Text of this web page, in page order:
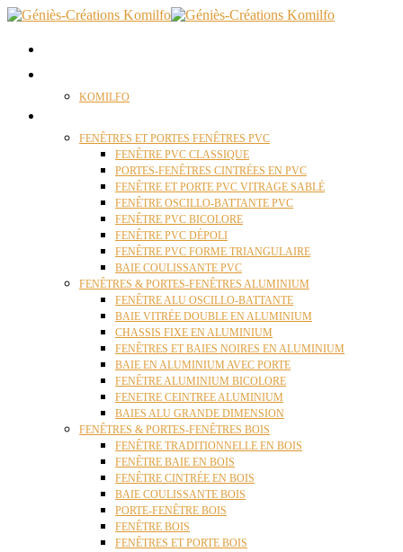
KOMILFO
FENÊTRES ET PORTES FENÊTRES PVC
FENÊTRE PVC CLASSIQUE
PORTES-FENÊTRES CINTRÉES EN PVC
FENÊTRE ET PORTE PVC VITRAGE SABLÉ
FENÊTRE OSCILLO-BATTANTE PVC
FENÊTRE PVC BICOLORE
FENÊTRE PVC DÉPOLI
FENÊTRE PVC FORME TRIANGULAIRE
BAIE COULISSANTE PVC
FENÊTRES & PORTES-FENÊTRES ALUMINIUM
FENÊTRE ALU OSCILLO-BATTANTE
BAIE VITRÉE DOUBLE EN ALUMINIUM
CHASSIS FIXE EN ALUMINIUM
FENÊTRES ET BAIES NOIRES EN ALUMINIUM
BAIE EN ALUMINIUM AVEC PORTE
FENÊTRE ALUMINIUM BICOLORE
FENETRE CEINTREE ALUMINIUM
BAIES ALU GRANDE DIMENSION
FENÊTRES & PORTES-FENÊTRES BOIS
FENÊTRE TRADITIONNELLE EN BOIS
FENÊTRE BAIE EN BOIS
FENÊTRE CINTRÉE EN BOIS
BAIE COULISSANTE BOIS
PORTE-FENÊTRE BOIS
FENÊTRE BOIS
FENÊTRES ET PORTE BOIS